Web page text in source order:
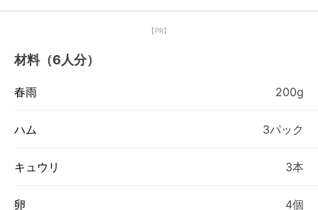
【PR】
材料（6人分）
春雨 200g
ハム 3パック
キュウリ 3本
卵 4個